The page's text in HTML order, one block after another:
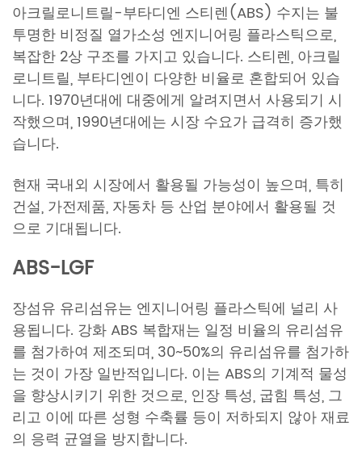
아크릴로니트릴-부타디엔 스티렌(ABS) 수지는 불
투명한 비정질 열가소성 엔지니어링 플라스틱으로,
복잡한 2상 구조를 가지고 있습니다. 스티렌, 아크릴
로니트릴, 부타디엔이 다양한 비율로 혼합되어 있습
니다. 1970년대에 대중에게 알려지면서 사용되기 시
작했으며, 1990년대에는 시장 수요가 급격히 증가했
습니다.
현재 국내외 시장에서 활용될 가능성이 높으며, 특히
건설, 가전제품, 자동차 등 산업 분야에서 활용될 것
으로 기대됩니다.
ABS-LGF
장섬유 유리섬유는 엔지니어링 플라스틱에 널리 사
용됩니다. 강화 ABS 복합재는 일정 비율의 유리섬유
를 첨가하여 제조되며, 30~50%의 유리섬유를 첨가하
는 것이 가장 일반적입니다. 이는 ABS의 기계적 물성
을 향상시키기 위한 것으로, 인장 특성, 굽힘 특성, 그
리고 이에 따른 성형 수축률 등이 저하되지 않아 재료
의 응력 균열을 방지합니다.